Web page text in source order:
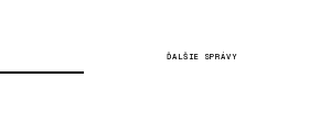
ĎALŠIE SPRÁVY